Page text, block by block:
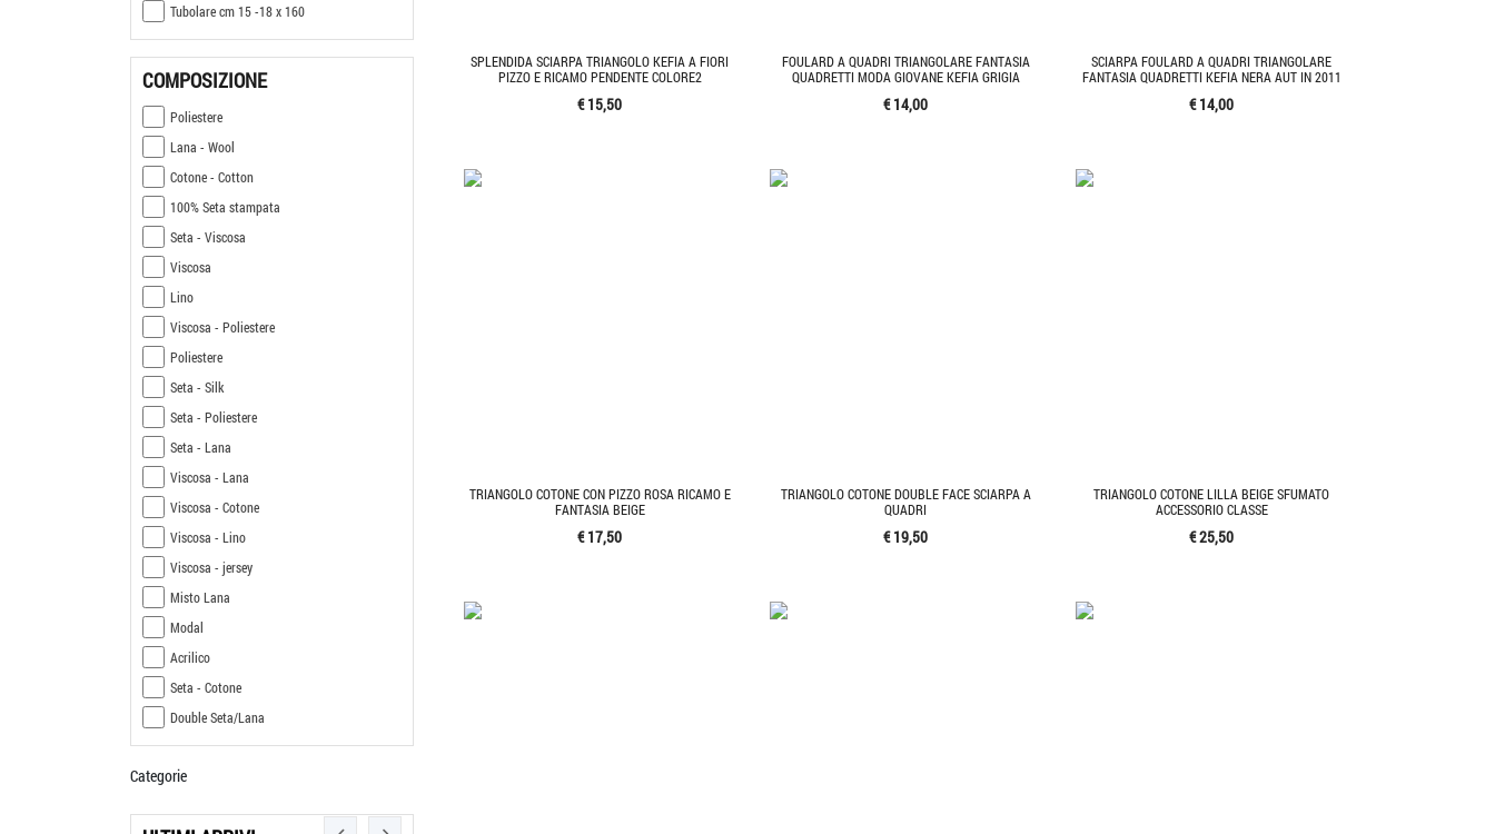
Tubolare cm 15 -18 x 160
COMPOSIZIONE
Poliestere
Lana - Wool
Cotone - Cotton
100% Seta stampata
Seta - Viscosa
Viscosa
Lino
Viscosa - Poliestere
Poliestere
Seta - Silk
Seta - Poliestere
Seta - Lana
Viscosa - Lana
Viscosa - Cotone
Viscosa - Lino
Viscosa - jersey
Misto Lana
Modal
Acrilico
Seta - Cotone
Double Seta/Lana
Categorie
SPLENDIDA SCIARPA TRIANGOLO KEFIA A FIORI
PIZZO E RICAMO PENDENTE COLORE2
€ 15,50
FOULARD A QUADRI TRIANGOLARE FANTASIA
QUADRETTI MODA GIOVANE KEFIA GRIGIA
€ 14,00
SCIARPA FOULARD A QUADRI TRIANGOLARE
FANTASIA QUADRETTI KEFIA NERA AUT IN 2011
€ 14,00
TRIANGOLO COTONE CON PIZZO ROSA RICAMO E
FANTASIA BEIGE
€ 17,50
TRIANGOLO COTONE DOUBLE FACE SCIARPA A
QUADRI
€ 19,50
TRIANGOLO COTONE LILLA BEIGE SFUMATO
ACCESSORIO CLASSE
€ 25,50